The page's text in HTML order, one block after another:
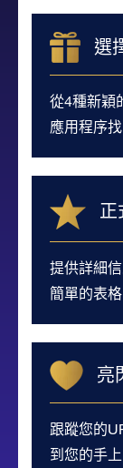
選
從4種新穎
應用程序
正
提供詳細
簡單的表
亮
跟蹤您的
到您的手上